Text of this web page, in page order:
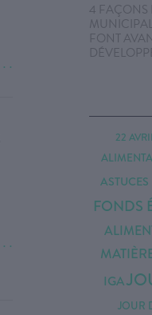
. .
. .
4 FAÇONS
FONT
22
ASTUCES
FONDS
IGA
JOUR